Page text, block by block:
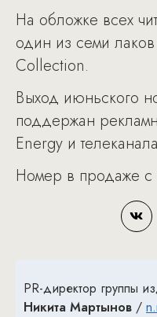
На обложке всех
один из семи
Collection.
Выход июньского
поддержан
Energy и
Номер в продаже с
PR-директор группы
Никита Мартынов /